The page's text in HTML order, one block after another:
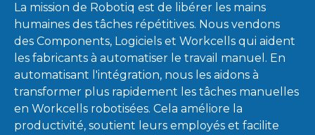
La mission de Robotiq est de libérer les mains
humaines des tâches répétitives. Nous vendons
des Components, Logiciels et Workcells qui aident
les fabricants à automatiser le travail manuel. En
automatisant l'intégration, nous les aidons à
transformer plus rapidement les tâches manuelles
en Workcells robotisées. Cela améliore la
productivité, soutient leurs employés et facilite